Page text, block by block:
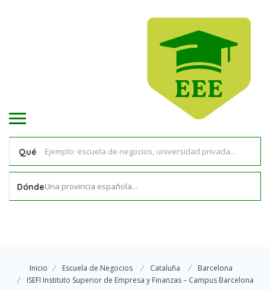
Qué
DóndeUna provincia española...
Inicio Escuela de Negocios Cataluña
Barcelona
ISEFI Instituto Superior de Empresa y Finanzas – Campus Barcelona